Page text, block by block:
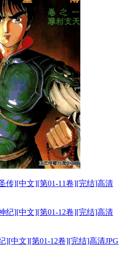
传][中文][第01-11卷][完结]高清
][中文][第01-12卷][完结]高清JPG